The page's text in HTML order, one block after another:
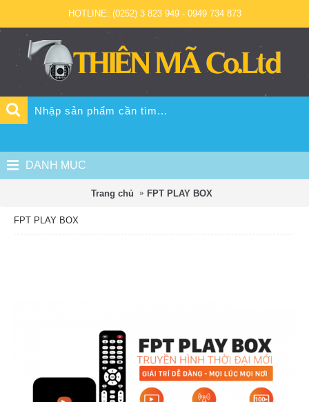
HOTLINE: (0252) 3 823 949 - 0949 734 873
DANH MỤC
Trang chủ FPT PLAY BOX
FPT PLAY BOX